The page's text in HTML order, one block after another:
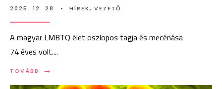
2025. 12. 28. • HÍREK, VEZETŐ
A magyar LMBTQ élet oszlopos tagja és mecénása
74 éves volt....
TOVÁBB →